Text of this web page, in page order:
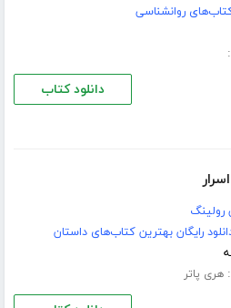
روانشناسی
دانلود کتاب
رایگان بهترین کتاب‌های داستان
هری پاتر